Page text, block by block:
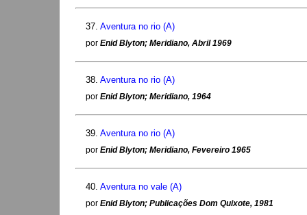
37. Aventura no rio (A)
por Enid Blyton; Meridiano, Abril 1969
38. Aventura no rio (A)
por Enid Blyton; Meridiano, 1964
39. Aventura no rio (A)
por Enid Blyton; Meridiano, Fevereiro 1965
40. Aventura no vale (A)
por Enid Blyton; Publicações Dom Quixote, 1981